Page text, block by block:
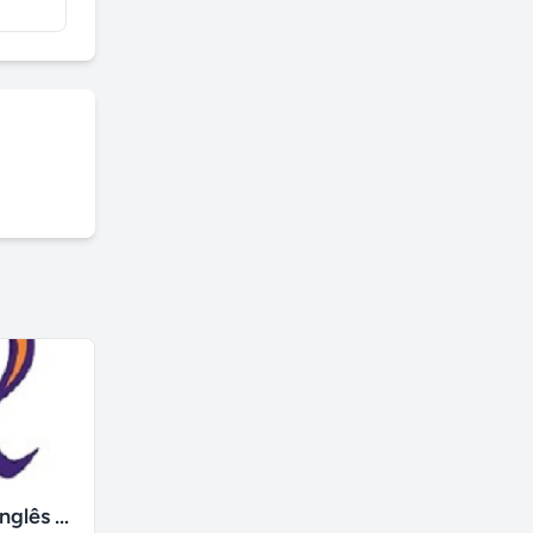
Traduções ao inglês - espanhol